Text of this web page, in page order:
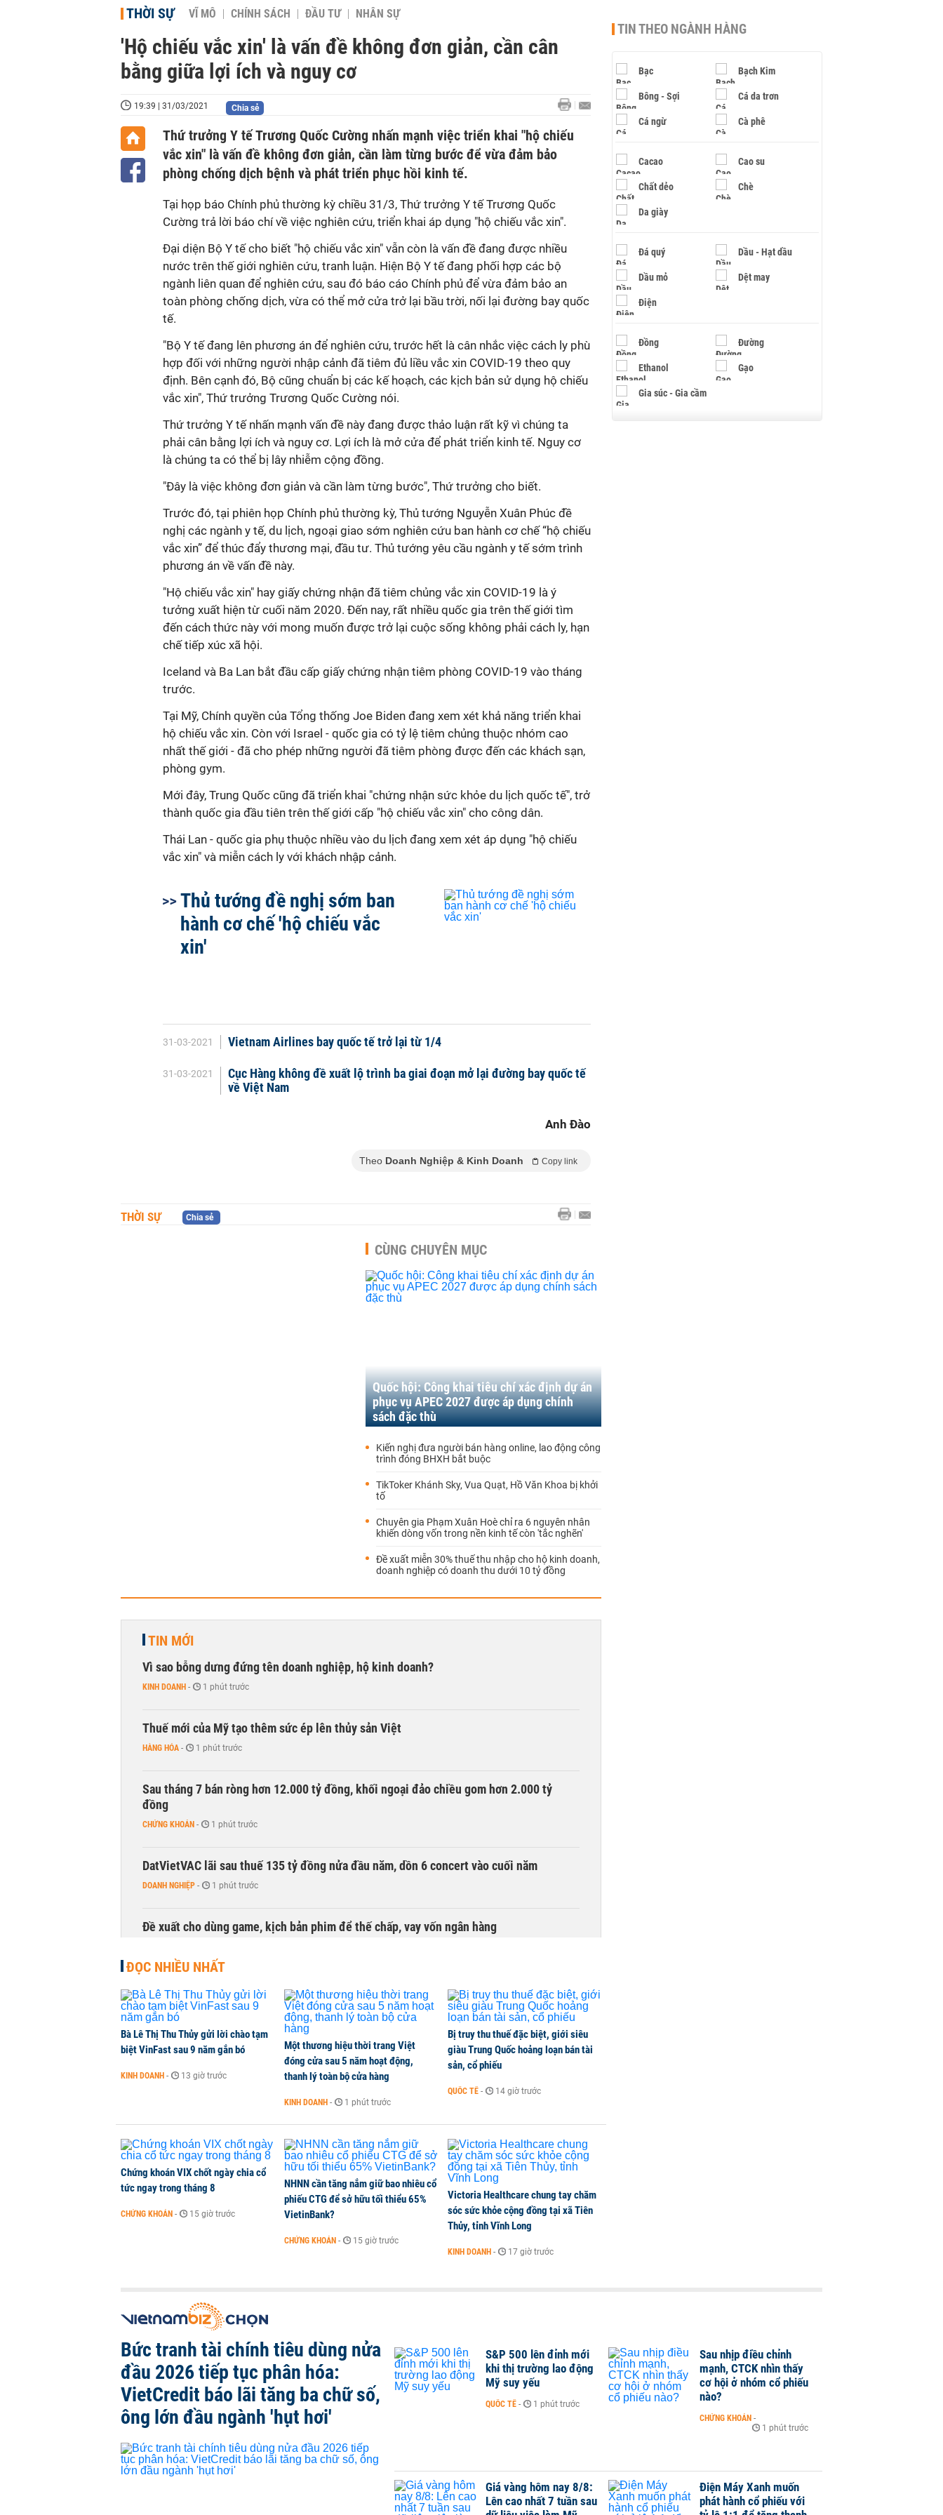
THỜI SỰ VĨ MÔ CHÍNH SÁCH ĐẦU TƯ NHÂN SỰ
'Hộ chiếu vắc xin' là vấn đề không đơn giản, cần cân
bằng giữa lợi ích và nguy cơ
19:39 | 31/03/2021 Chia sẻ
Thứ trưởng Y tế Trương Quốc Cường nhấn mạnh việc triển khai "hộ chiếu
vắc xin" là vấn đề không đơn giản, cần làm từng bước để vừa đảm bảo
phòng chống dịch bệnh và phát triển phục hồi kinh tế.
Tại họp báo Chính phủ thường kỳ chiều 31/3, Thứ trưởng Y tế Trương Quốc
Cường trả lời báo chí về việc nghiên cứu, triển khai áp dụng "hộ chiếu vắc xin".
Đại diện Bộ Y tế cho biết "hộ chiếu vắc xin" vẫn còn là vấn đề đang được nhiều
nước trên thế giới nghiên cứu, tranh luận. Hiện Bộ Y tế đang phối hợp các bộ
ngành liên quan để nghiên cứu, sau đó báo cáo Chính phủ để vừa đảm bảo an
toàn phòng chống dịch, vừa có thể mở cửa trở lại bầu trời, nối lại đường bay quốc
tế.
"Bộ Y tế đang lên phương án để nghiên cứu, trước hết là cân nhắc việc cách ly phù
hợp đối với những người nhập cảnh đã tiêm đủ liều vắc xin COVID-19 theo quy
định. Bên cạnh đó, Bộ cũng chuẩn bị các kế hoạch, các kịch bản sử dụng hộ chiếu
vắc xin", Thứ trưởng Trương Quốc Cường nói.
Thứ trưởng Y tế nhấn mạnh vấn đề này đang được thảo luận rất kỹ vì chúng ta
phải cân bằng lợi ích và nguy cơ. Lợi ích là mở cửa để phát triển kinh tế. Nguy cơ
là chúng ta có thể bị lây nhiễm cộng đồng.
"Đây là việc không đơn giản và cần làm từng bước", Thứ trưởng cho biết.
Trước đó, tại phiên họp Chính phủ thường kỳ, Thủ tướng Nguyễn Xuân Phúc đề
nghị các ngành y tế, du lịch, ngoại giao sớm nghiên cứu ban hành cơ chế “hộ chiếu
vắc xin” để thúc đẩy thương mại, đầu tư. Thủ tướng yêu cầu ngành y tế sớm trình
phương án về vấn đề này.
"Hộ chiếu vắc xin" hay giấy chứng nhận đã tiêm chủng vắc xin COVID-19 là ý
tưởng xuất hiện từ cuối năm 2020. Đến nay, rất nhiều quốc gia trên thế giới tìm
đến cách thức này với mong muốn được trở lại cuộc sống không phải cách ly, hạn
chế tiếp xúc xã hội.
Iceland và Ba Lan bắt đầu cấp giấy chứng nhận tiêm phòng COVID-19 vào tháng
trước.
Tại Mỹ, Chính quyền của Tổng thống Joe Biden đang xem xét khả năng triển khai
hộ chiếu vắc xin. Còn với Israel - quốc gia có tỷ lệ tiêm chủng thuộc nhóm cao
nhất thế giới - đã cho phép những người đã tiêm phòng được đến các khách sạn,
phòng gym.
Mới đây, Trung Quốc cũng đã triển khai "chứng nhận sức khỏe du lịch quốc tế", trở
thành quốc gia đầu tiên trên thế giới cấp "hộ chiếu vắc xin" cho công dân.
Thái Lan - quốc gia phụ thuộc nhiều vào du lịch đang xem xét áp dụng "hộ chiếu
vắc xin" và miễn cách ly với khách nhập cảnh.
Thủ tướng đề nghị sớm ban
hành cơ chế 'hộ chiếu vắc
xin'
31-03-2021 Vietnam Airlines bay quốc tế trở lại từ 1/4
31-03-2021
Cục Hàng không đề xuất lộ trình ba giai đoạn mở lại đường bay quốc tế
về Việt Nam
Anh Đào
Theo Doanh Nghiệp & Kinh Doanh Copy link
THỜI SỰ Chia sẻ
CÙNG CHUYÊN MỤC
Quốc hội: Công khai tiêu chí xác định dự án
phục vụ APEC 2027 được áp dụng chính
sách đặc thù
Kiến nghị đưa người bán hàng online, lao động công
trình đóng BHXH bắt buộc
TikToker Khánh Sky, Vua Quạt, Hồ Văn Khoa bị khởi
tố
Chuyên gia Phạm Xuân Hoè chỉ ra 6 nguyên nhân
khiến dòng vốn trong nền kinh tế còn 'tắc nghẽn'
Đề xuất miễn 30% thuế thu nhập cho hộ kinh doanh,
doanh nghiệp có doanh thu dưới 10 tỷ đồng
TIN MỚI
Vì sao bỗng dưng đứng tên doanh nghiệp, hộ kinh doanh?
KINH DOANH - 1 phút trước
Thuế mới của Mỹ tạo thêm sức ép lên thủy sản Việt
HÀNG HÓA - 1 phút trước
Sau tháng 7 bán ròng hơn 12.000 tỷ đồng, khối ngoại đảo chiều gom hơn 2.000 tỷ
đồng
CHỨNG KHOÁN - 1 phút trước
DatVietVAC lãi sau thuế 135 tỷ đồng nửa đầu năm, dồn 6 concert vào cuối năm
DOANH NGHIỆP - 1 phút trước
Đề xuất cho dùng game, kịch bản phim để thế chấp, vay vốn ngân hàng
Chủ tịch HĐQT Khoáng sản Hưng Thịnh phải nộp lại hơn 1.500 tỷ đồng
DOANH NGHIỆP - 1 phút trước
Công ty 100 tỷ của Huấn Hoa Hồng bỗng dưng ‘biến mất’, một công ty khác đã giải thể
Dự án Sheraton Phú Quốc bị buộc chấm dứt hoạt động
ĐỌC NHIỀU NHẤT
Bà Lê Thị Thu Thủy gửi lời chào tạm
biệt VinFast sau 9 năm gắn bó
KINH DOANH - 13 giờ trước
Một thương hiệu thời trang Việt
đóng cửa sau 5 năm hoạt động,
thanh lý toàn bộ cửa hàng
KINH DOANH - 1 phút trước
Bị truy thu thuế đặc biệt, giới siêu
giàu Trung Quốc hoảng loạn bán tài
sản, cổ phiếu
QUỐC TẾ - 14 giờ trước
Chứng khoán VIX chốt ngày chia cổ
tức ngay trong tháng 8
CHỨNG KHOÁN - 15 giờ trước
NHNN cần tăng nắm giữ bao nhiêu cổ
phiếu CTG để sở hữu tối thiểu 65%
VietinBank?
CHỨNG KHOÁN - 15 giờ trước
Victoria Healthcare chung tay chăm
sóc sức khỏe cộng đồng tại xã Tiên
Thủy, tỉnh Vĩnh Long
KINH DOANH - 17 giờ trước
TIN THEO NGÀNH HÀNG
Bạc Bạch Kim
Bông - Sợi Cá da trơn
Cá ngừ Cà phê
Cacao Cao su
Chất dẻo Chè
Da giày
Đá quý Dầu - Hạt dầu
Dầu mỏ Dệt may
Điện
Đồng Đường
Ethanol Gạo
Gia súc - Gia cầm
Bức tranh tài chính tiêu dùng nửa
đầu 2026 tiếp tục phân hóa:
VietCredit báo lãi tăng ba chữ số,
ông lớn đầu ngành 'hụt hơi'
S&P 500 lên đỉnh mới
khi thị trường lao động
Mỹ suy yếu
QUỐC TẾ - 1 phút trước
Sau nhịp điều chỉnh
mạnh, CTCK nhìn thấy
cơ hội ở nhóm cổ phiếu
nào?
CHỨNG KHOÁN -
1 phút trước
Giá vàng hôm nay 8/8:
Lên cao nhất 7 tuần sau
Điện Máy Xanh muốn
phát hành cổ phiếu với